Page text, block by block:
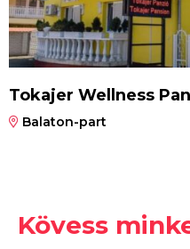
Tokajer Wellness
Balaton-part
Kövess